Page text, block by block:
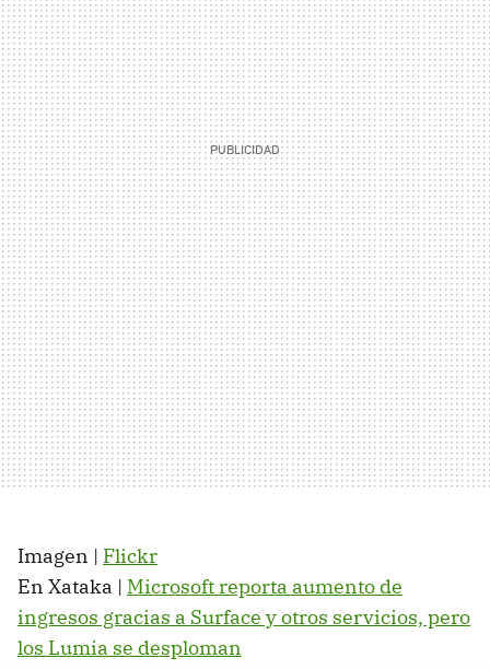
Imagen | Flickr
En Xataka | Microsoft reporta aumento de
ingresos gracias a Surface y otros servicios, pero
los Lumia se desploman